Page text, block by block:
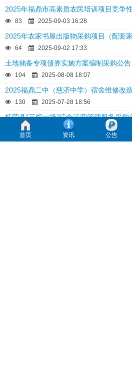
2025年福鼎市高素质农民培训项目竞争
83 2025-09-03 16:28
2025年农家书屋出版物采购项目（配套
64 2025-09-02 17:33
土地储备专项债券实施方案编制采购公告
104 2025-08-08 18:07
2025福鼎二中（慈济中学）宿舍维修改
130 2025-07-28 18:56
柘荣县“三馆一场”综合运营管理服务采
214 2025-07-23 17:34
福鼎市管阳中心幼儿园搬迁工程竞争性
首页 资讯 公告